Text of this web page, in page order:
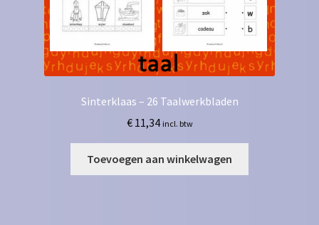
Sinterklaas – 26 Taalwerkbladen
€11,34 incl. btw
Toevoegen aan winkelwagen